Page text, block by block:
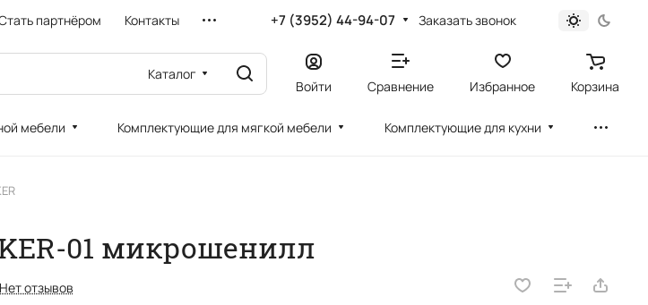
партнёром Контакты +7 (3952) 44-94-07 Заказать звонок
Каталог
Войти Сравнение Избранное Корзина
мебели Комплектующие для мягкой мебели Комплектующие для кухни
01 микрошенилл
Нет отзывов